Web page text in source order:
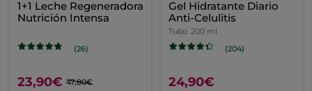
1+1 Leche Regeneradora
Nutrición Intensa
(26)
23,90€ 47,80€
Gel Hidratante Diario
Anti-Celulitis
Tubo 200 ml
(204)
24,90€